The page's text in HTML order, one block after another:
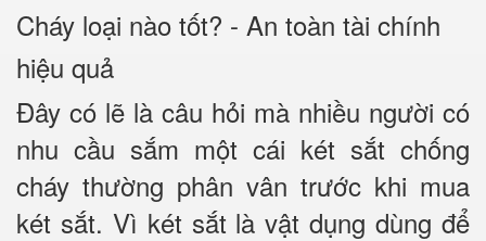
Cháy loại nào tốt? - An toàn tài chính
hiệu quả
Đây có lẽ là câu hỏi mà nhiều người có
nhu cầu sắm một cái két sắt chống
cháy thường phân vân trước khi mua
két sắt. Vì két sắt là vật dụng dùng để